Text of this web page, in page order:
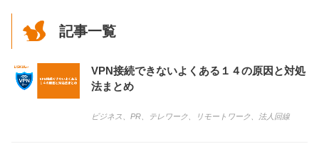
記事一覧
VPN接続できないよくある１４の原因と対処
法まとめ
ビジネス PR テレワーク リモートワーク 法人回線